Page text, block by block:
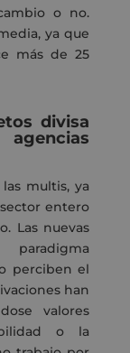
o no.
ya que
más de 25
divisa
multis, ya
entero
Las nuevas
percibenel
han
valores
o la